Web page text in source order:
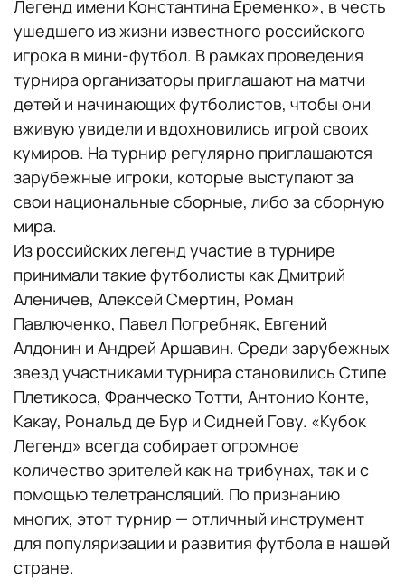
Легенд имени Константина Еременко», в честь
ушедшего из жизни известного российского
игрока в мини-футбол. В рамках проведения
турнира организаторы приглашают на матчи
детей и начинающих футболистов, чтобы они
вживую увидели и вдохновились игрой своих
кумиров. На турнир регулярно приглашаются
зарубежные игроки, которые выступают за
свои национальные сборные, либо за сборную
мира.
Из российских легенд участие в турнире
принимали такие футболисты как Дмитрий
Аленичев, Алексей Смертин, Роман
Павлюченко, Павел Погребняк, Евгений
Алдонин и Андрей Аршавин. Среди зарубежных
звезд участниками турнира становились Стипе
Плетикоса, Франческо Тотти, Антонио Конте,
Какау, Рональд де Бур и Сидней Гову. «Кубок
Легенд» всегда собирает огромное
количество зрителей как на трибунах, так и с
помощью телетрансляций. По признанию
многих, этот турнир — отличный инструмент
для популяризации и развития футбола в нашей
стране.